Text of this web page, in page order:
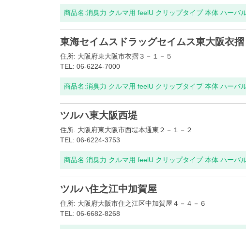
商品名:消臭力 クルマ用 feelU クリップタイプ 本体 ハーバ
東海セイムスドラッグセイムス東大阪衣摺
住所: 大阪府東大阪市衣摺３－１－５
TEL: 06-6224-7000
商品名:消臭力 クルマ用 feelU クリップタイプ 本体 ハーバ
ツルハ東大阪西堤
住所: 大阪府東大阪市西堤本通東２－１－２
TEL: 06-6224-3753
商品名:消臭力 クルマ用 feelU クリップタイプ 本体 ハーバ
ツルハ住之江中加賀屋
住所: 大阪府大阪市住之江区中加賀屋４－４－６
TEL: 06-6682-8268